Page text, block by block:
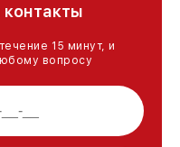
15 минут, и
вопросу